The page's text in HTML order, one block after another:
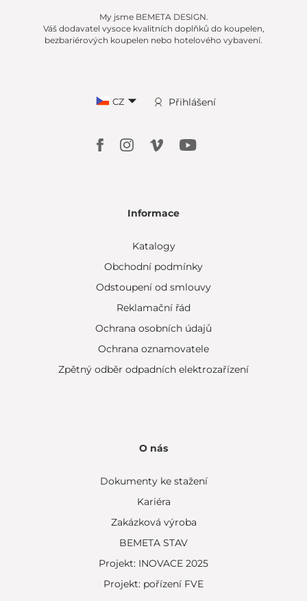
My jsme BEMETA DESIGN.
Váš dodavatel vysoce kvalitních doplňků do koupelen,
bezbariérových koupelen nebo hotelového vybavení.
CZ Přihlášení
Informace
Katalogy
Obchodní podmínky
Odstoupení od smlouvy
Reklamační řád
Ochrana osobních údajů
Ochrana oznamovatele
Zpětný odběr odpadních elektrozařízení
O nás
Dokumenty ke stažení
Kariéra
Zakázková výroba
BEMETA STAV
Projekt: INOVACE 2025
Projekt: pořízení FVE